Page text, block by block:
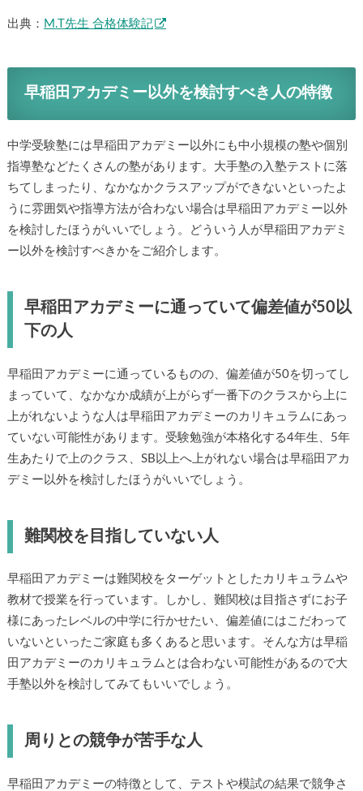
出典： M.T先生 合格体験記
早稲田アカデミー以外を検討すべき人の特徴
中学受験塾には早稲田アカデミー以外にも中小規模の塾や個別
指導塾などたくさんの塾があります。大手塾の入塾テストに落
ちてしまったり、なかなかクラスアップができないといったよ
うに雰囲気や指導方法が合わない場合は早稲田アカデミー以外
を検討したほうがいいでしょう。どういう人が早稲田アカデミ
ー以外を検討すべきかをご紹介します。
早稲田アカデミーに通っていて偏差値が50以
下の人
早稲田アカデミーに通っているものの、偏差値が50を切ってし
まっていて、なかなか成績が上がらず一番下のクラスから上に
上がれないような人は早稲田アカデミーのカリキュラムにあっ
ていない可能性があります。受験勉強が本格化する4年生、5年
生あたりで上のクラス、SB以上へ上がれない場合は早稲田アカ
デミー以外を検討したほうがいいでしょう。
難関校を目指していない人
早稲田アカデミーは難関校をターゲットとしたカリキュラムや
教材で授業を行っています。しかし、難関校は目指さずにお子
様にあったレベルの中学に行かせたい、偏差値にはこだわって
いないといったご家庭も多くあると思います。そんな方は早稲
田アカデミーのカリキュラムとは合わない可能性があるので大
手塾以外を検討してみてもいいでしょう。
周りとの競争が苦手な人
早稲田アカデミーの特徴として、テストや模試の結果で競争さ